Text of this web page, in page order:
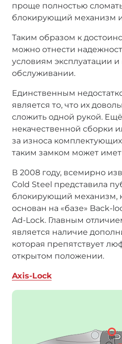
проще полностью
блокирующий механизм
Таким образом к
можно отнести
условиям эксплуатации и
обслуживании.
Единственным
является то, что их
сложить одной рукой.
некачественной сборки
за износа
таким замком может
В 2008 году, всемирно
Cold Steel представила
блокирующий механизм,
основан на «базе» Back-
Ad-Lock. Главным
является наличие
которая препятствует
открытом положении.
Axis-Lock